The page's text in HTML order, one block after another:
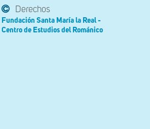
Derechos
Fundación Santa María la Real -
Centro de Estudios del Románico